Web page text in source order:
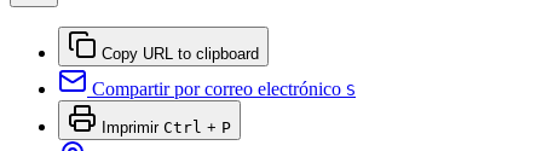
Copy URL to clipboard
Compartir por correo electrónico S
Imprimir Ctrl + P